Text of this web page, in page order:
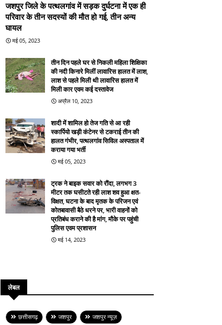
जशपुर जिले के पत्थलगांव में सड़क दुर्घटना में एक ही
परिवार के तीन सदस्यों की मौत हो गई, तीन अन्य
घायल
मई 05, 2023
तीन दिन पहले घर से निकली महिला शिक्षिका
की नदी किनारे मिलीं लावारिस हालत में लाश,
लाश से पहले मिली थी लावारिस हालत में
मिली कार एवम कई दस्तावेज
अप्रैल 10, 2023
शादी में शामिल हो तेज गति से आ रही
स्कार्पियो खड़ी कंटेनर से टकराई तीन की
हालत गंभीर, पत्थलगांव सिविल अस्पताल में
कराया गया भर्ती
मई 05, 2023
ट्रक ने बाइक सवार को रौंदा, लगभग 3
मीटर तक घसीटते रही लाश शव हुआ क्षत-
विक्षत, घटना के बाद मृतक के परिजन एवं
कोतबावासी बैठे धरने पर, भारी वाहनों को
प्रतिबंध कराने की है मांग, मौके पर पहुंची
पुलिस एवम प्रशासन
मई 14, 2023
लेबल
छत्तीसगढ़ जशपुर जशपुर न्यूज़